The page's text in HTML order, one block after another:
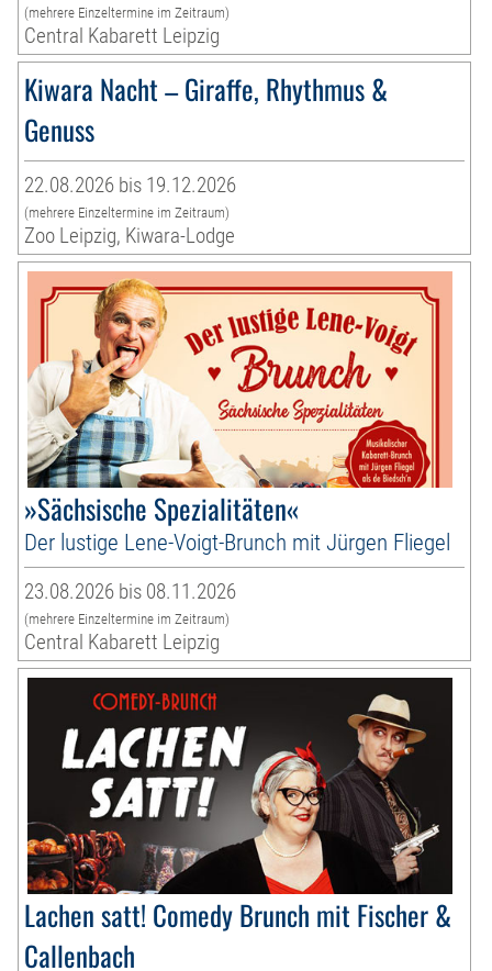
(mehrere Einzeltermine im Zeitraum)
Central Kabarett Leipzig
Kiwara Nacht – Giraffe, Rhythmus &
Genuss
22.08.2026 bis 19.12.2026
(mehrere Einzeltermine im Zeitraum)
Zoo Leipzig, Kiwara-Lodge
»Sächsische Spezialitäten«
Der lustige Lene-Voigt-Brunch mit Jürgen Fliegel
23.08.2026 bis 08.11.2026
(mehrere Einzeltermine im Zeitraum)
Central Kabarett Leipzig
Lachen satt! Comedy Brunch mit Fischer &
Callenbach